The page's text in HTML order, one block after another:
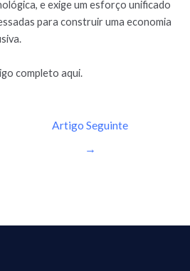
e exige um esforço unificado
para construir uma economia
completo aqui.
Artigo Seguinte
→